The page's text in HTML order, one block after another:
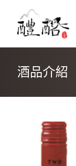
首頁
酒品介紹